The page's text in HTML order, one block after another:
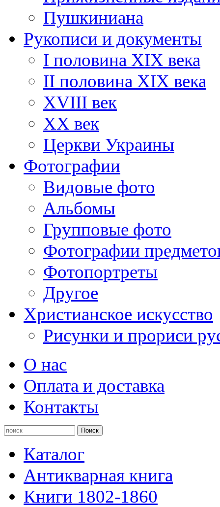
Пушкиниана
Рукописи и документы
I половина XIX века
II половина XIX века
XVIII век
ХХ век
Церкви Украины
Фотографии
Видовые фото
Альбомы
Групповые фото
Фотографии
Фотопортреты
Другое
Христианское искусство
Рисунки и прориси
О нас
Оплата и доставка
Контакты
Каталог
Антикварная книга
Книги 1802-1860